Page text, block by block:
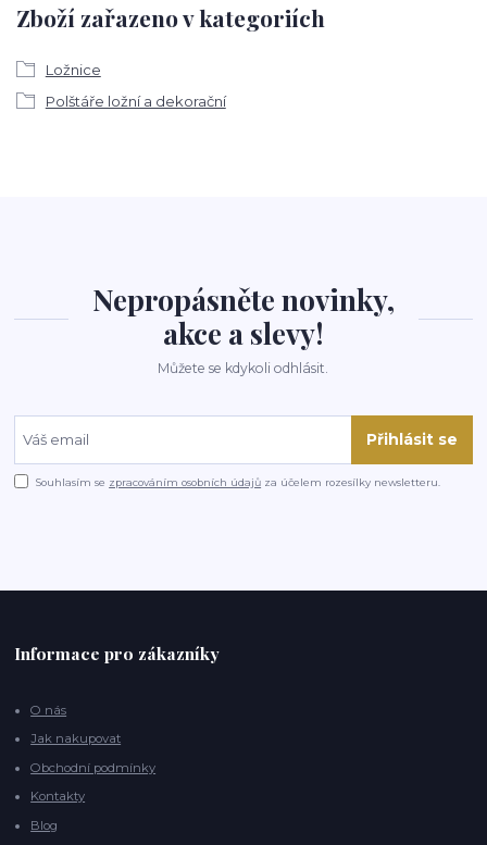
Zboží zařazeno v kategoriích
Ložnice
Polštáře ložní a dekorační
Nepropásněte novinky,
akce a slevy!
Můžete se kdykoli odhlásit.
Přihlásit se
Souhlasím se zpracováním osobních údajů za účelem rozesílky newsletteru.
Informace pro zákazníky
O nás
Jak nakupovat
Obchodní podmínky
Kontakty
Blog